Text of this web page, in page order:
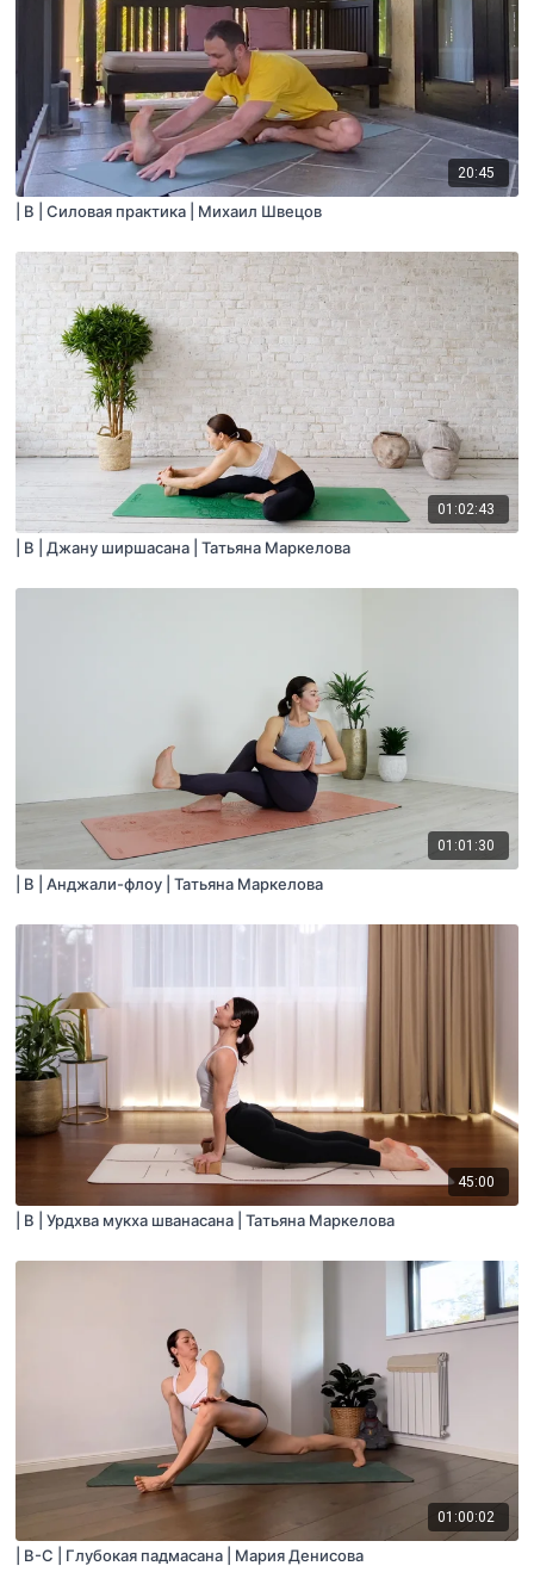
20:45
| B | Силовая практика | Михаил Швецов
01:02:43
| B | Джану ширшасана | Татьяна Маркелова
01:01:30
| B | Анджали-флоу | Татьяна Маркелова
45:00
| B | Урдхва мукха шванасана | Татьяна Маркелова
01:00:02
| B-C | Глубокая падмасана | Мария Денисова